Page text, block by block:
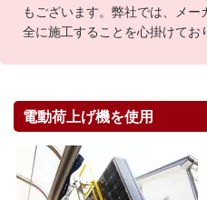
もございます。弊社では、メ
全に施工することを心掛けてお
電動荷上げ機を使用